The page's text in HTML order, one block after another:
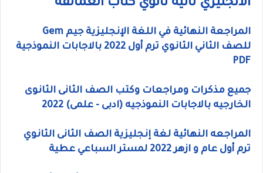
الانجليزي تانية ثانوي كتاب العمالقة
المراجعة النهائية في اللغة الإنجليزية جيم Gem
للصف الثاني الثانوي ترم أول 2022 بالاجابات النموذجية
PDF
جميع مذكرات ومراجعات وكتب الصف الثانى الثانوى
الخارجيه بالاجابات النموذجيه (ادبى - علمى) 2022
المراجعه النهائية لغة إنجليزية الصف الثانى الثانوي
ترم أول عام و ازهر 2022 لمستر السباعي عطية